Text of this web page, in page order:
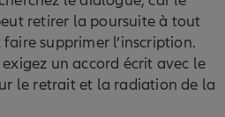
retirer la poursuite à tout
supprimer l’inscription.
un accord écrit avec le
le retrait et la radiation de la